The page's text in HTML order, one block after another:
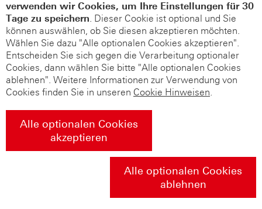
verwenden wir Cookies, um Ihre Einstellungen für 30
Tage zu speichern. Dieser Cookie ist optional und Sie
können auswählen, ob Sie diesen akzeptieren möchten.
Wählen Sie dazu "Alle optionalen Cookies akzeptieren".
Entscheiden Sie sich gegen die Verarbeitung optionaler
Cookies, dann wählen Sie bitte "Alle optionalen Cookies
ablehnen". Weitere Informationen zur Verwendung von
Cookies finden Sie in unseren Cookie Hinweisen.
Alle optionalen Cookies
akzeptieren
Alle optionalen Cookies
ablehnen